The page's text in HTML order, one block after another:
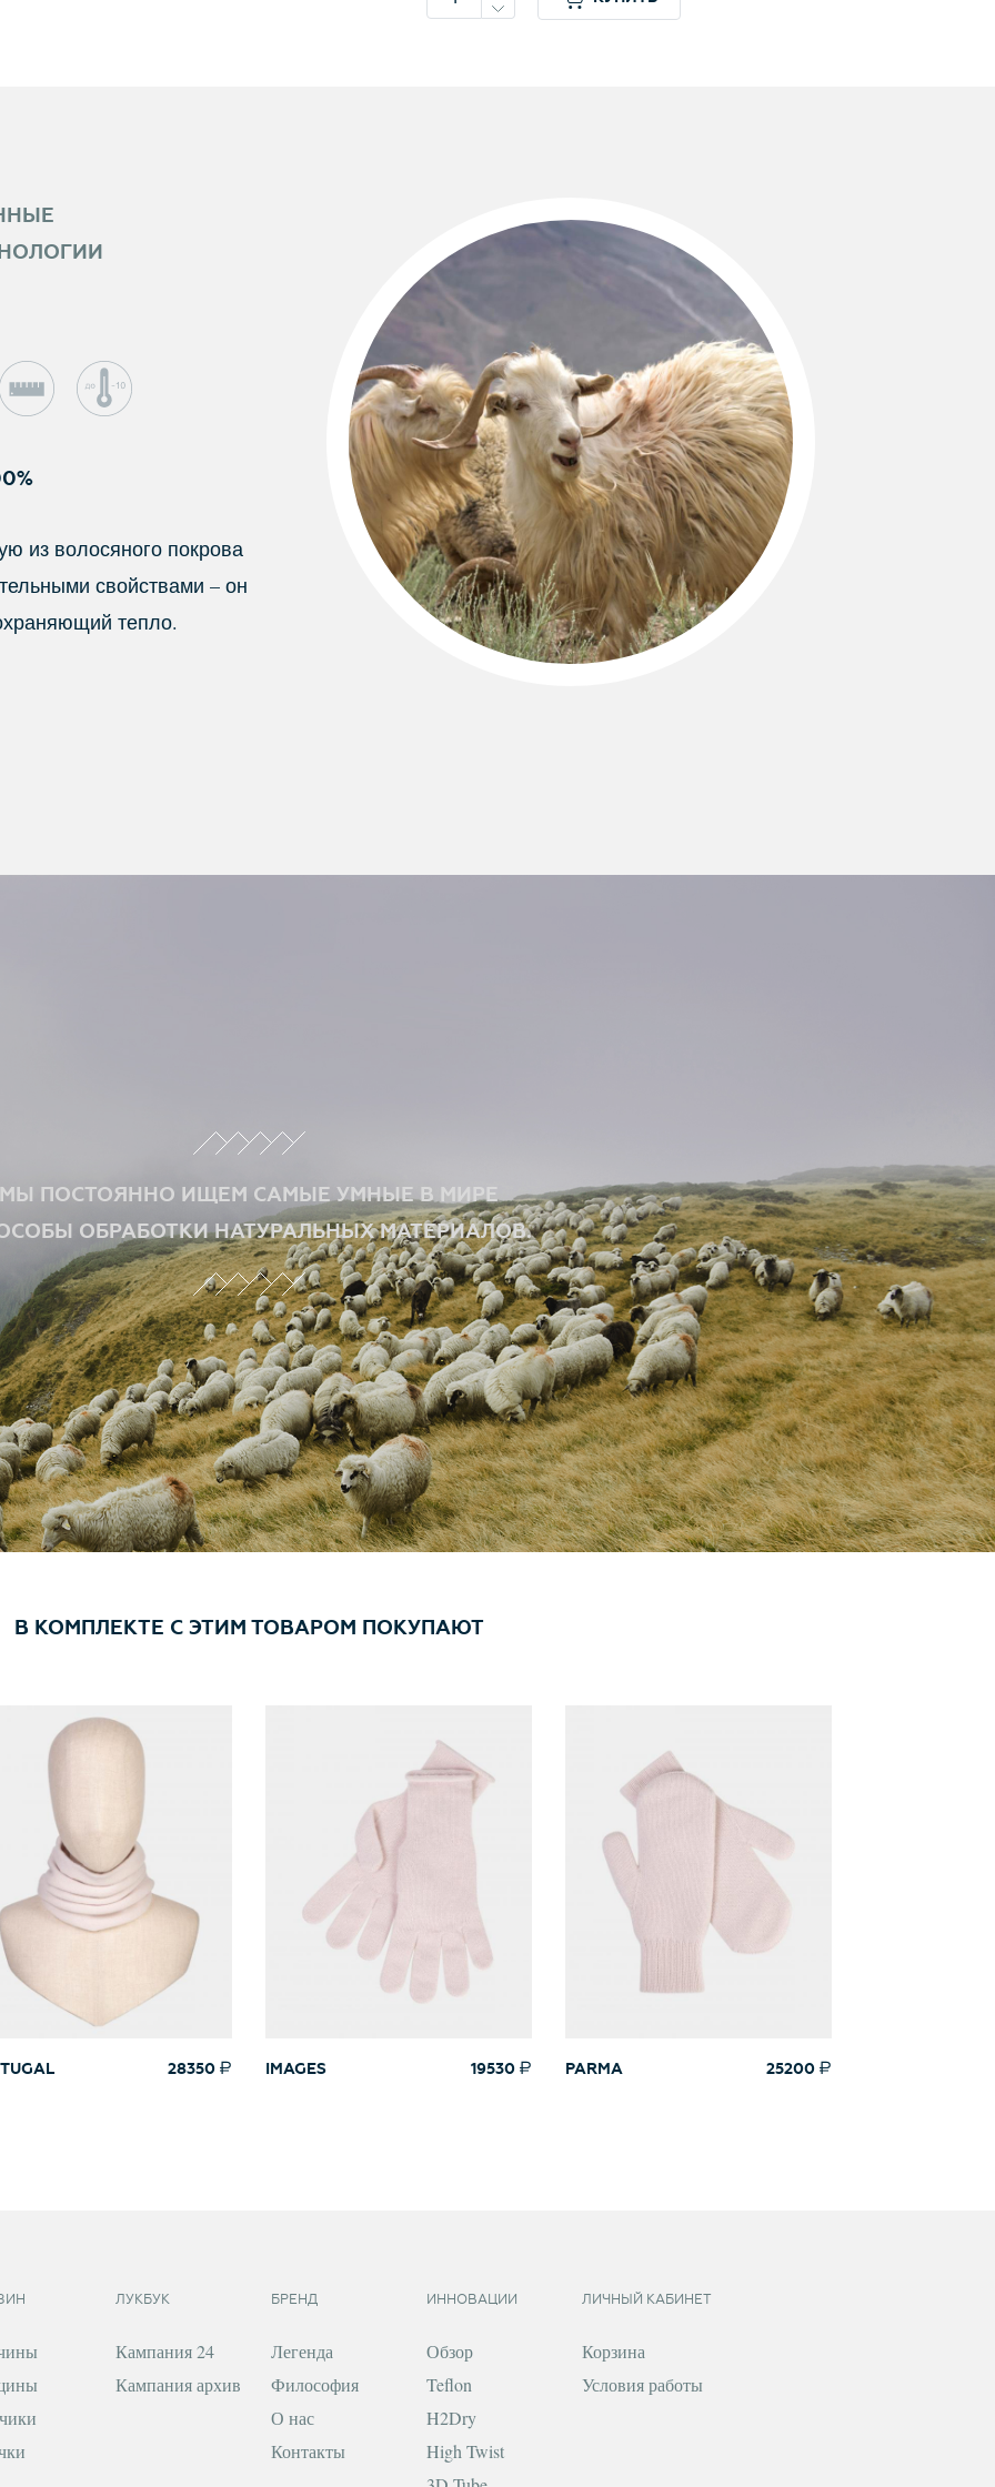
из волосяного покрова
свойствами – он
тепло.
МЫ ПОСТОЯННО ИЩЕМ САМЫЕ УМНЫЕ В МИРЕ
ОБРАБОТКИ НАТУРАЛЬНЫХ МАТЕРИАЛОВ.
В КОМПЛЕКТЕ С ЭТИМ ТОВАРОМ ПОКУПАЮТ
28350 IMAGES 19530 PARMA 25200
ЛУКБУК
Кампания 24
Кампания архив
БРЕНД
Легенда
Философия
О нас
Контакты
ИННОВАЦИИ
Обзор
Teflon
H2Dry
High Twist
ЛИЧНЫЙ КАБИНЕТ
Корзина
Условия работы